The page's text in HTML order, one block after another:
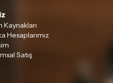
Kaynakları
Hesaplarımız
Satış